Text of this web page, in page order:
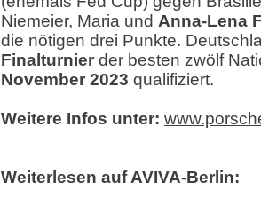
Niemeier, Maria und Anna-Lena
die nötigen drei Punkte.
Finalturnier der besten zwölf
November 2023 qualifiziert.
Weitere Infos unter:
Weiterlesen auf AVIVA-Berlin: